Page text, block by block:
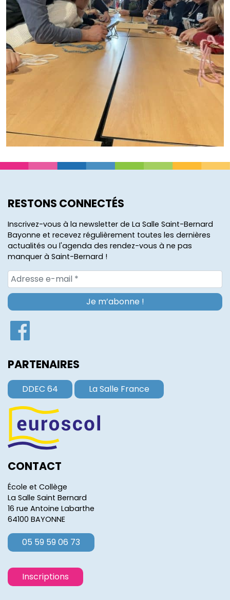
RESTONS CONNECTÉS
Inscrivez-vous à la newsletter de La Salle Saint-Bernard
Bayonne et recevez régulièrement toutes les dernières
actualités ou l'agenda des rendez-vous à ne pas
manquer à Saint-Bernard !
PARTENAIRES
DDEC 64 La Salle France
CONTACT
École et Collège
La Salle Saint Bernard
16 rue Antoine Labarthe
64100 BAYONNE
05 59 59 06 73
Inscriptions